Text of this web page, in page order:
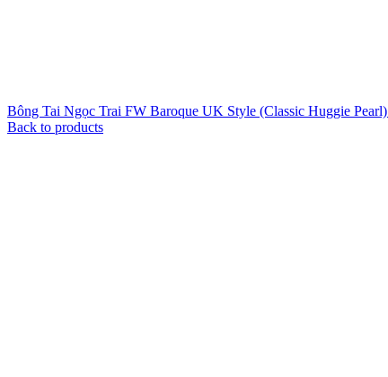
Bông Tai Ngọc Trai FW Baroque UK Style (Classic Huggie Pearl)
Back to products